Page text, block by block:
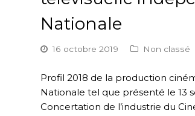
Nationale
16 octobre 2019 Non classé
Profil 2018 de la production
Nationale tel que présenté le 13
Concertation de l’industrie du